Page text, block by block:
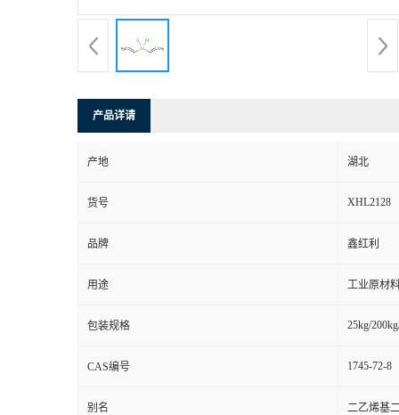
产品详请
产地 湖北
货号 XHL2128
品牌 鑫红利
用途 工业原材
包装规格 25kg/
CAS编号 1745-72-8
别名 二乙烯基